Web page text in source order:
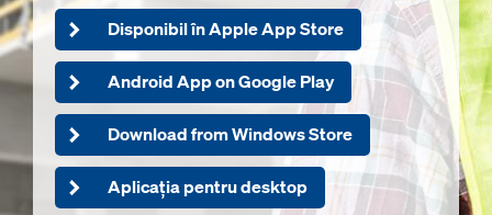
Disponibil în Apple App Store
Android App on Google Play
Download from Windows Store
Aplicația pentru desktop